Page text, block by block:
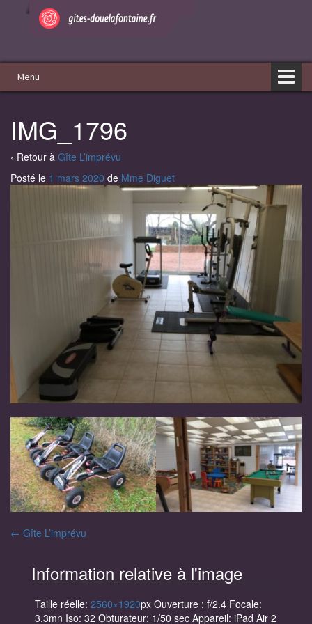
Menu
IMG_1796
‹ Retour à Gîte L’imprévu
Posté le 1 mars 2020 de Mme Diguet
Navigation
des
articles
← Gîte L’imprévu
Information relative à l'image
Taille réelle: 2560×1920px Ouverture : f/2.4 Focale:
3.3mn Iso: 32 Obturateur: 1/50 sec Appareil: iPad Air 2